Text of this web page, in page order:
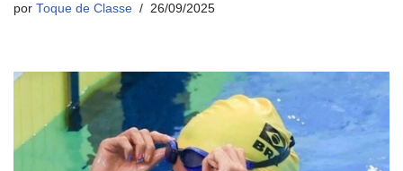
por Toque de Classe 26/09/2025